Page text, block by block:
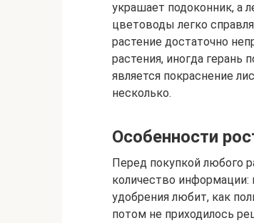
украшает подоконник, а
цветоводы легко
растение достаточно
растения, иногда герань
является покраснение
несколько.
Особенности
Перед покупкой любого
количество информации:
удобрения любит, как
потом не приходилось